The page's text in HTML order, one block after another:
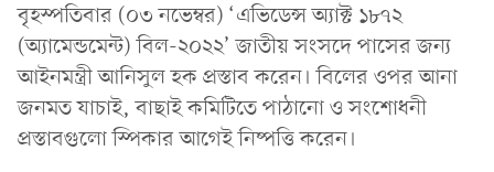
বৃহস্পতিবার (০৩ নভেম্বর) ‘এভিডেন্স অ্যাক্ট ১৮৭২
(অ্যামেন্ডমেন্ট) বিল-২০২২’ জাতীয় সংসদে পাসের জন্য
আইনমন্ত্রী আনিসুল হক প্রস্তাব করেন। বিলের ওপর আনা
জনমত যাচাই, বাছাই কমিটিতে পাঠানো ও সংশোধনী
প্রস্তাবগুলো স্পিকার আগেই নিষ্পত্তি করেন।